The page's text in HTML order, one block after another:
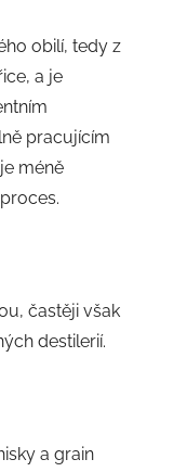
obilí, tedy z
a je
pracujícím
méně
častěji však
destilerií.
a grain